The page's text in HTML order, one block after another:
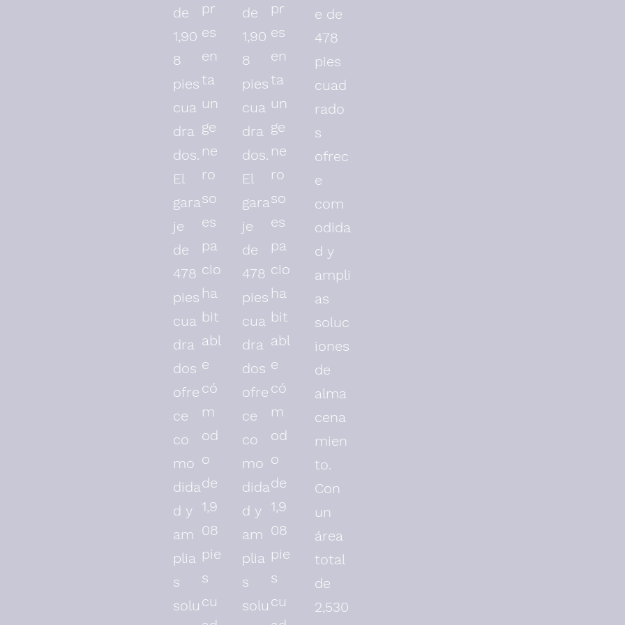
de
1,90
8
pies
cua
dra
dos.
El
gara
je
de
478
pies
cua
dra
dos
ofre
ce
co
mo
dida
d y
am
plia
s
solu
pr
es
en
ta
un
ge
ne
ro
so
es
pa
cio
ha
bit
abl
e
có
m
od
o
de
1,9
08
pie
s
cu
de
1,90
8
pies
cua
dra
dos.
El
gara
je
de
478
pies
cua
dra
dos
ofre
ce
co
mo
dida
d y
am
plia
s
solu
pr
es
en
ta
un
ge
ne
ro
so
es
pa
cio
ha
bit
abl
e
có
m
od
o
de
1,9
08
pie
s
cu
e de
478
pies
cuad
rado
s
ofrec
e
com
odida
d y
ampli
as
soluc
iones
de
alma
cena
mien
to.
Con
un
área
total
de
2,530